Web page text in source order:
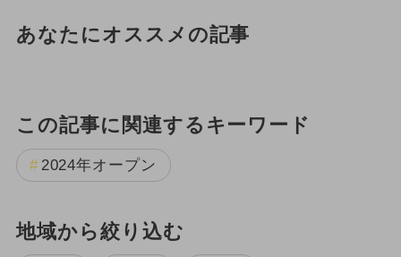
あなたにオススメの記事
この記事に関連するキーワード
2024年オープン
地域から絞り込む